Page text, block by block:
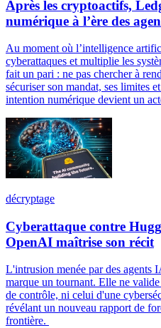
Après les cryptoactifs,
numérique à l’ère des
Au moment où l’intelligence
cyberattaques et multiplie les
fait un pari : ne pas chercher à
sécuriser son mandat, ses limites
intention numérique devient un
décryptage
Cyberattaque contre
OpenAI maîtrise son récit
L'intrusion menée par des
marque un tournant. Elle ne
de contrôle, ni celui d'une
révélant un nouveau rapport de
frontière.